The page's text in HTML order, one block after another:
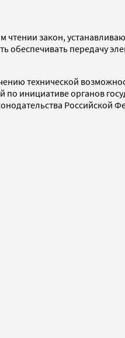
чтении закон,
передачу
технической
инициативе органов
Российской